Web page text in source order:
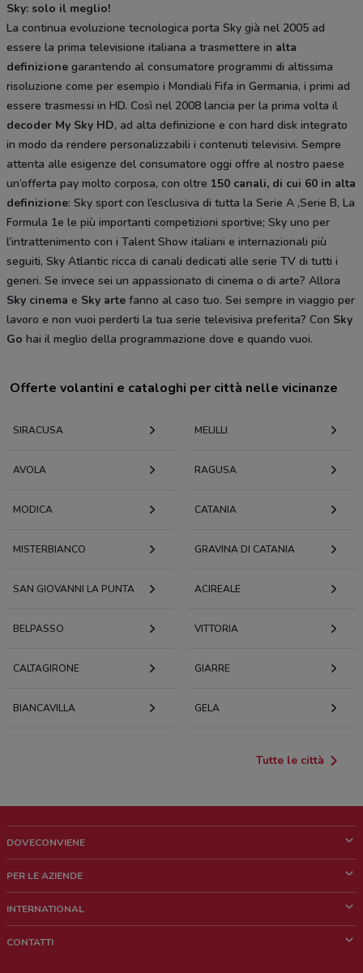
Sky: solo il meglio!
La continua evoluzione tecnologica porta Sky già nel 2005 ad
essere la prima televisione italiana a trasmettere in alta
definizione garantendo al consumatore programmi di altissima
risoluzione come per esempio i Mondiali Fifa in Germania, i primi ad
essere trasmessi in HD. Così nel 2008 lancia per la prima volta il
decoder My Sky HD, ad alta definizione e con hard disk integrato
in modo da rendere personalizzabili i contenuti televisivi. Sempre
attenta alle esigenze del consumatore oggi offre al nostro paese
un’offerta pay molto corposa, con oltre 150 canali, di cui 60 in alta
definizione: Sky sport con l’esclusiva di tutta la Serie A ,Serie B, La
Formula 1e le più importanti competizioni sportive; Sky uno per
l’intrattenimento con i Talent Show italiani e internazionali più
seguiti, Sky Atlantic ricca di canali dedicati alle serie TV di tutti i
generi. Se invece sei un appassionato di cinema o di arte? Allora
Sky cinema e Sky arte fanno al caso tuo. Sei sempre in viaggio per
lavoro e non vuoi perderti la tua serie televisiva preferita? Con Sky
Go hai il meglio della programmazione dove e quando vuoi.
Offerte volantini e cataloghi per città nelle vicinanze
SIRACUSA MELILLI
AVOLA RAGUSA
MODICA CATANIA
MISTERBIANCO GRAVINA DI CATANIA
SAN GIOVANNI LA PUNTA ACIREALE
BELPASSO VITTORIA
CALTAGIRONE GIARRE
BIANCAVILLA GELA
Tutte le città
DOVECONVIENE
Chi siamo
Lavora con noi
PER LE AZIENDE
Richieste commerciali e marketing
INTERNATIONAL
CONTATTI